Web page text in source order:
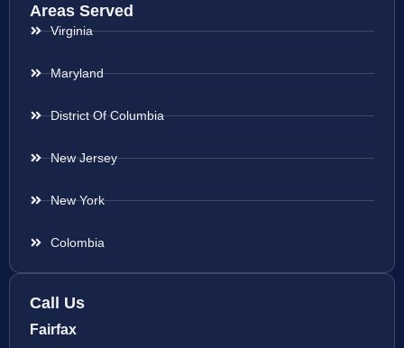
Areas Served
Virginia
Maryland
District Of Columbia
New Jersey
New York
Colombia
Call Us
Fairfax